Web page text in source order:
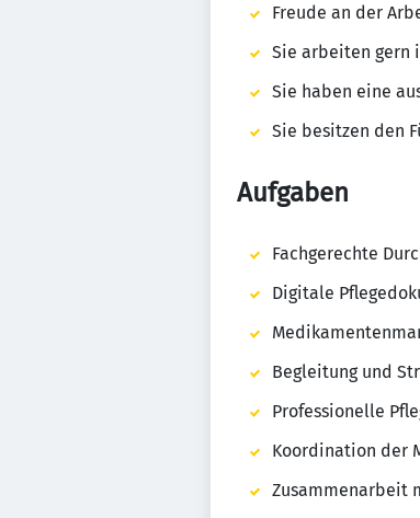
Freude an der
Sie arbeiten gern
Sie haben eine
Sie besitzen den
Aufgaben
Fachgerechte
Digitale
Begleitung und
Professionelle
Koordination der
Zusammenarbeit